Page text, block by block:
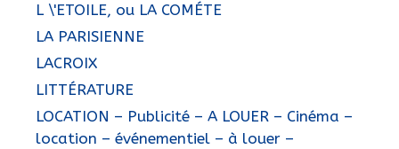
L \'ETOILE, ou LA COMÉTE
LA PARISIENNE
LACROIX
LITTÉRATURE
LOCATION – Publicité – A LOUER – Cinéma –
location – événementiel – à louer –